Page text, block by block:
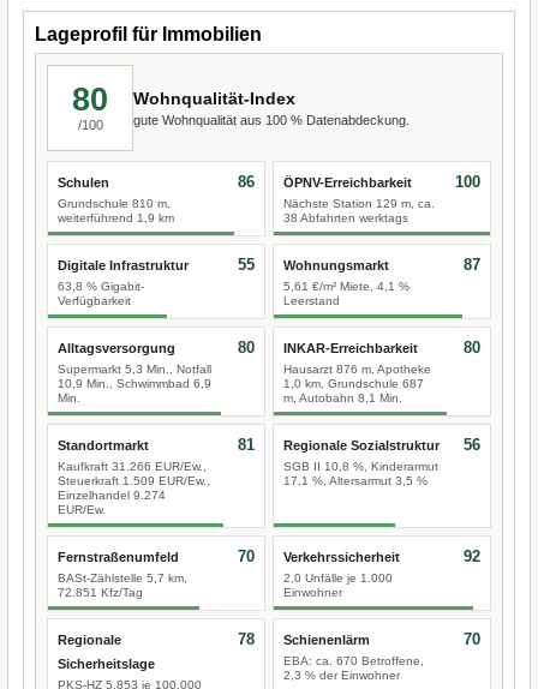
Lageprofil für Immobilien
80
/100
Wohnqualität-Index
gute Wohnqualität aus 100 % Datenabdeckung.
Schulen
Grundschule 810 m,
weiterführend 1,9 km
86 ÖPNV-Erreichbarkeit
Nächste Station 129 m, ca.
38 Abfahrten werktags
100
Digitale Infrastruktur
63,8 % Gigabit-
Verfügbarkeit
55 Wohnungsmarkt
5,61 €/m² Miete, 4,1 %
Leerstand
87
Alltagsversorgung
Supermarkt 5,3 Min., Notfall
10,9 Min., Schwimmbad 6,9
Min.
80 INKAR-Erreichbarkeit
Hausarzt 876 m, Apotheke
1,0 km, Grundschule 687
m, Autobahn 8,1 Min.
80
Standortmarkt
Kaufkraft 31.266 EUR/Ew.,
Steuerkraft 1.509 EUR/Ew.,
Einzelhandel 9.274
EUR/Ew.
81 Regionale Sozialstruktur
SGB II 10,8 %, Kinderarmut
17,1 %, Altersarmut 3,5 %
56
Fernstraßenumfeld
BASt-Zählstelle 5,7 km,
72.851 Kfz/Tag
70 Verkehrssicherheit
2,0 Unfälle je 1.000
Einwohner
92
Regionale
Sicherheitslage
PKS-HZ 5.853 je 100.000
78 Schienenlärm
EBA: ca. 670 Betroffene,
2,3 % der Einwohner
70